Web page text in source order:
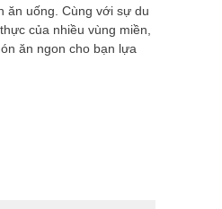
ăn uống. Cùng với sự du
của nhiều vùng miền,
ăn ngon cho bạn lựa